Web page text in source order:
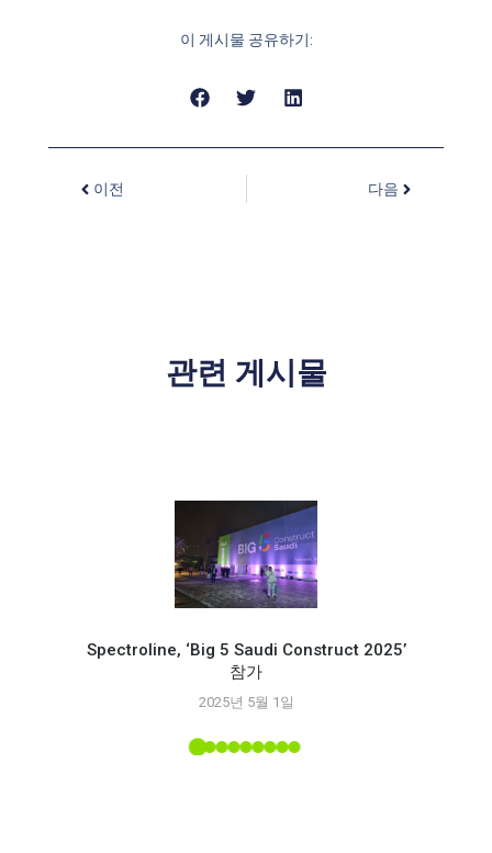
이 게시물 공유하기:
이전 다음
관련 게시물
Spectroline, ‘Big 5 Saudi Construct 2025’
참가
2025년 5월 1일